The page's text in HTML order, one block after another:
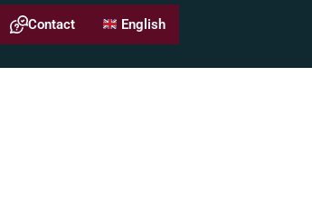
Contact English